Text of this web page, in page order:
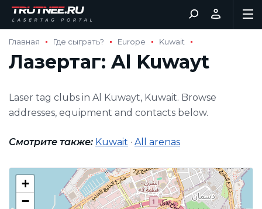
Главная Где сыграть? Europe Kuwait
Лазертаг: Al Kuwayt
Laser tag clubs in Al Kuwayt, Kuwait. Browse
addresses, equipment and contacts below.
Смотрите также: Kuwait · All arenas
+
−